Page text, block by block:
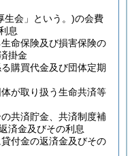
生会」という。)の会費
息
命保険及び損害保険の
掛金
購買代金及び団体定期
が取り扱う生命共済等
共済貯金、共済制度補
済金及びその利息
付金の返済金及びその